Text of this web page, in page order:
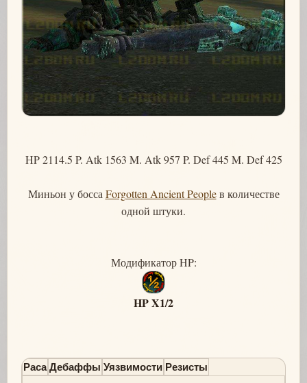
HP 2114.5 P. Atk 1563 M. Atk 957 P. Def 445 M. Def 425
Миньон у босса Forgotten Ancient Peopleв количестве
одной штуки.
Модификатор HP:
HP X1/2
Раса Дебаффы Уязвимости Резисты